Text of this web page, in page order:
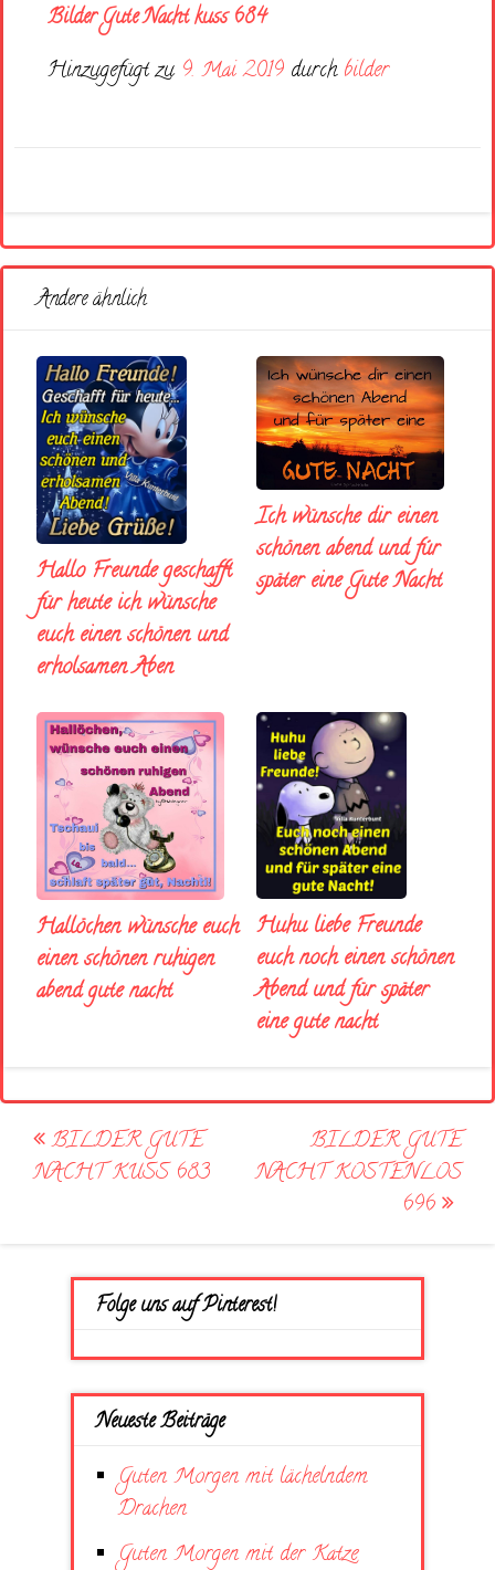
Bilder Gute Nacht kuss 684
Hinzugefügt zu 9. Mai 2019 durch bilder
Andere ähnlich
Hallo Freunde geschafft
für heute ich wünsche
euch einen schönen und
erholsamen Aben
Ich wünsche dir einen
schönen abend und fúr
später eine Gute Nacht
Hallöchen wünsche euch
einen schönen ruhigen
abend gute nacht
Huhu liebe Freunde
euch noch einen schönen
Abend und für später
eine gute nacht
Post
navigation
BILDER GUTE
NACHT KUSS 683
BILDER GUTE
NACHT KOSTENLOS
696
Folge uns auf Pinterest!
Neueste Beiträge
Guten Morgen mit lächelndem
Drachen
Guten Morgen mit der Katze